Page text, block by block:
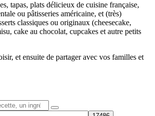
tapas, plats délicieux de cuisine française,
ou pâtisseries américaine, et (très)
classiques ou originaux (cheesecake,
cake au chocolat, cupcakes et autre petits
et ensuite de partager avec vos familles et